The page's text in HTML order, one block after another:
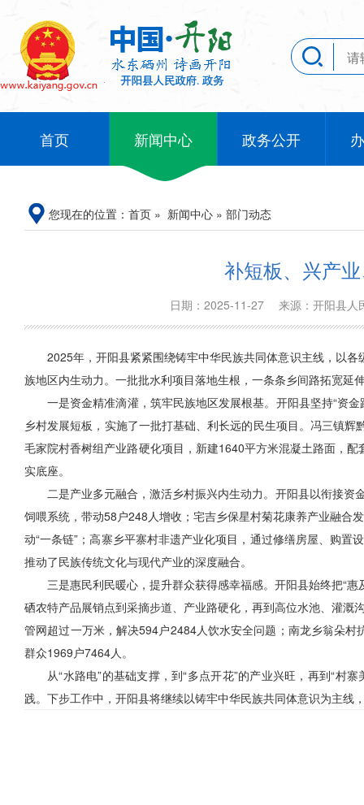
首页 新闻中心 政务公开
您现在的位置： 首页 » 新闻中心 » 部门动态
补短板、兴产
日期：2025-11-27 来源：开阳县
2025年，开阳县紧紧围绕铸牢中华民族共同体意识主线，以
族地区内生动力。一批批水利项目落地生根，一条条乡间路拓宽延
一是资金精准滴灌，筑牢民族地区发展根基。开阳县坚持“资
乡村发展短板，实施了一批打基础、利长远的民生项目。冯三镇
毛家院村香树组产业路硬化项目，新建1640平方米混凝土路面，
实底座。
二是产业多元融合，激活乡村振兴内生动力。开阳县以衔接
饲喂系统，带动58户248人增收；宅吉乡保星村菊花康养产业融合
动“一条链”；高寨乡平寨村非遗产业化项目，通过修缮房屋、购
推动了民族传统文化与现代产业的深度融合。
三是惠民利民暖心，提升群众获得感幸福感。开阳县始终把“
硒农特产品展销点到采摘步道、产业路硬化，再到高位水池、灌
管网超过一万米，解决594户2484人饮水安全问题；南龙乡翁朵
群众1969户7464人。
从“水路电”的基础支撑，到“多点开花”的产业兴旺，再到“村
践。下步工作中，开阳县将继续以铸牢中华民族共同体意识为主